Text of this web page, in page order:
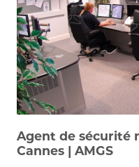
Agent de sécurité
Cannes | AMGS